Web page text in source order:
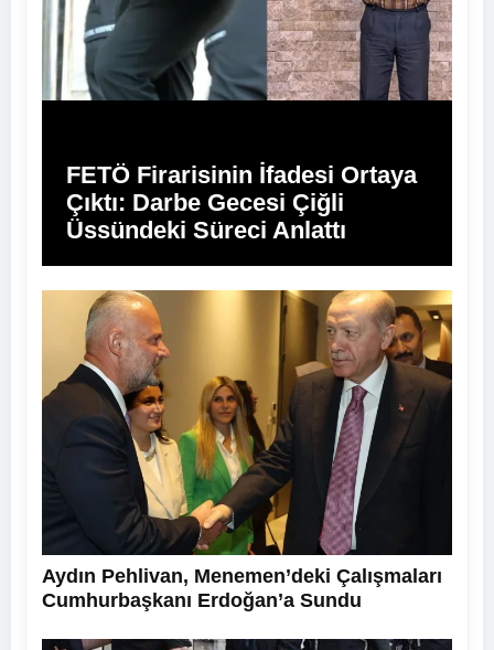
FETÖ Firarisinin İfadesi Ortaya
Çıktı: Darbe Gecesi Çiğli
Üssündeki Süreci Anlattı
Aydın Pehlivan, Menemen’deki Çalışmaları
Cumhurbaşkanı Erdoğan’a Sundu